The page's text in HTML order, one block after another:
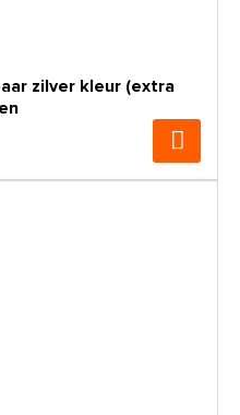
zilver kleur (extra